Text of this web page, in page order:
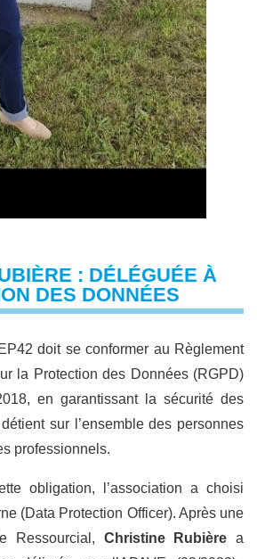
: DÉLÉGUÉE À
DES DONNÉES
doit se conformer au Règlement
la Protection des Données (RGPD)
en garantissant la sécurité des
sur l’ensemble des personnes
professionnels.
obligation, l’association a choisi
(Data Protection Officer). Après une
Ressourcial, Christine Rubière a